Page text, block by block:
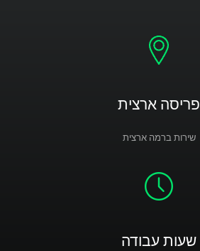
פריסה ארצית
שירות ברמה ארצית
שעות עבודה